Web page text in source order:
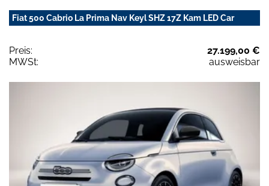
Fiat 500 Cabrio La Prima Nav Keyl SHZ 17Z Kam LED Car
Preis:
27.199,00 €
MWSt:
ausweisbar